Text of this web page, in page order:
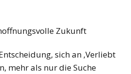
Zukunft
sich an ‚Verliebt
mehr als nur die Suche